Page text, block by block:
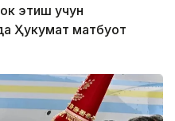
этиш учун
Ҳукумат матбуот